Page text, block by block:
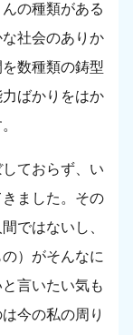
の種類がある
社会のありか
数種類の鋳型
ばかりをはか
ておらず、い
ました。その
ではないし、
）がそんなに
言いたい気も
今の私の周り